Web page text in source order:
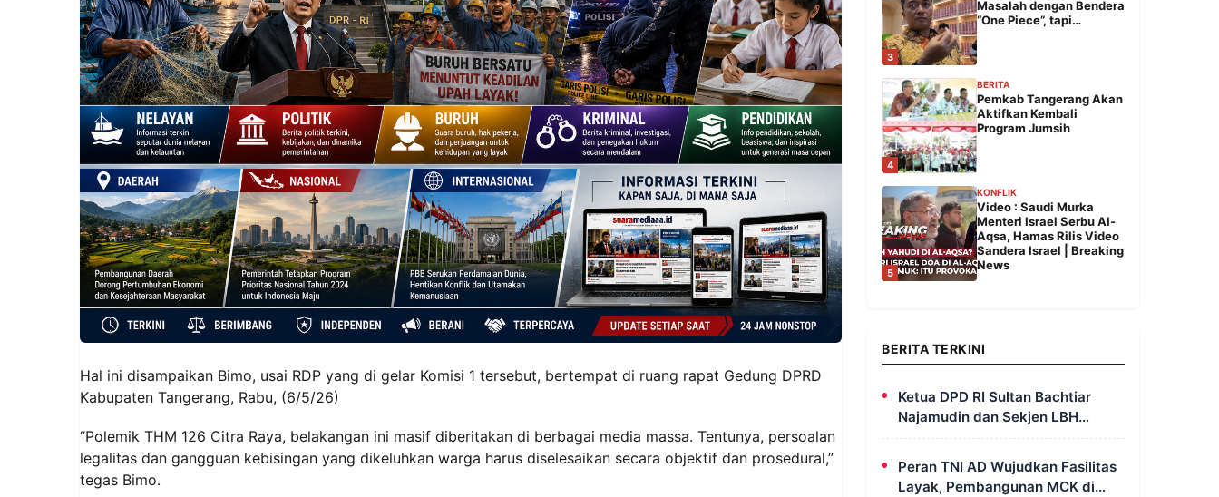
Hal ini disampaikan Bimo, usai RDP yang di gelar Komisi 1 tersebut, bertempat di ruang rapat Gedung DPRD
Kabupaten Tangerang, Rabu, (6/5/26)
“Polemik THM 126 Citra Raya, belakangan ini masif diberitakan di berbagai media massa. Tentunya, persoalan
legalitas dan gangguan kebisingan yang dikeluhkan warga harus diselesaikan secara objektif dan prosedural,”
tegas Bimo.
3
Masalah dengan Bendera
“One Piece”, tapi…
4
BERITA
Pemkab Tangerang Akan
Aktifkan Kembali
Program Jumsih
5
KONFLIK
Video : Saudi Murka
Menteri Israel Serbu Al-
Aqsa, Hamas Rilis Video
Sandera Israel | Breaking
News
BERITA TERKINI
Ketua DPD RI Sultan Bachtiar
Najamudin dan Sekjen LBH
FERADI Yoshua Rivaldo Bahas
Geopolitik dan Supremasi Hukum
Peran TNI AD Wujudkan Fasilitas
Layak, Pembangunan MCK di